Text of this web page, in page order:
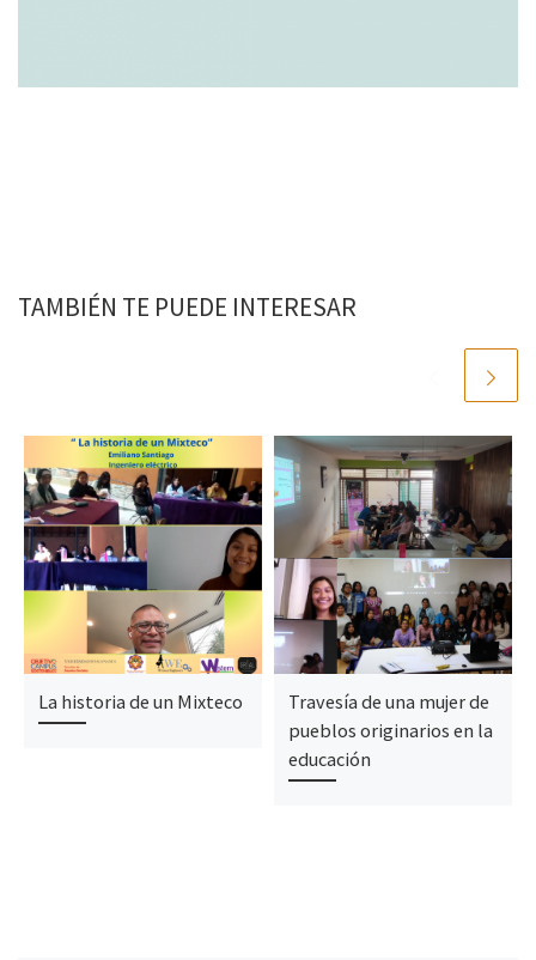
TAMBIÉN TE PUEDE INTERESAR
La historia de un Mixteco
Travesía de una mujer de
pueblos originarios en la
educación